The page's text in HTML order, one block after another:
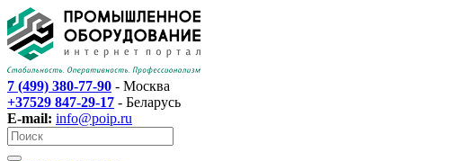
7 (499) 380-77-90 - Москва
+37529 847-29-17 - Беларусь
E-mail: info@poip.ru